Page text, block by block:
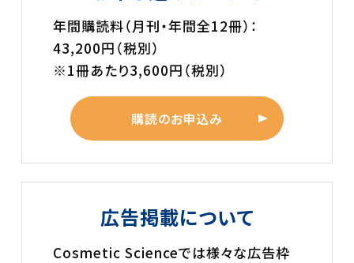
年間購読料（月刊・年間全12冊）：
43,200円（税別）
※1冊あたり3,600円（税別）
購読のお申込み
広告掲載について
Cosmetic Scienceでは様々な広告枠